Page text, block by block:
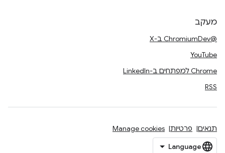
מעקב
@ChromiumDev ב-X
YouTube
Chrome למפתחים ב-LinkedIn
RSS
תנאים פרטיות Manage cookies